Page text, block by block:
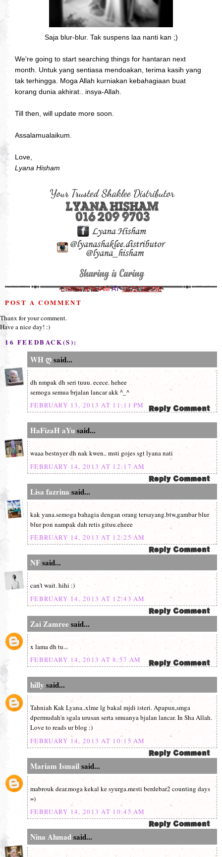
Saja blur-blur. Tak suspens laa nanti kan ;)
We're going to start searching things for hantaran next
month. Untuk yang sentiasa mendoakan, terima kasih yang
tak terhingga. Moga Allah kurniakan kebahagiaan buat
korang dunia akhirat.. insya-Allah.
Till then, will update more soon.
Assalamualaikum.
Love,
Lyana Hisham
LYANA HISHAMAT10:57:00 PM
POST A COMMENT
Thanx for your comment.
Have a nice day! :)
16 FEEDBACK(S):
WH ღsaid...
dh nmpak dh seri tuuu. ecece. hehee
semoga semua brjalan lancar akk ^_^
FEBRUARY 13, 2013 AT 11:11 PM
HaFizaH aYusaid...
waaa bestnyer dh nak kwen.. msti gojes sgt lyana nati
FEBRUARY 14, 2013 AT 12:17 AM
Lisa fazrina said...
kak yana.semoga bahagia dengan orang tersayang.btw,gambar blur
blur pon nampak dah retis gituu.eheee
FEBRUARY 14, 2013 AT 12:25 AM
NFsaid...
can't wait. hihi :)
FEBRUARY 14, 2013 AT 12:43 AM
Zai Zamree said...
x lama dh tu...
FEBRUARY 14, 2013 AT 8:57 AM
hilly said...
Tahniah Kak Lyana..xlme lg bakal mjdi isteri. Apapun,smga
dpermudah'n sgala urusan serta smuanya bjalan lancar. In Sha Allah.
Love to reads ur blog :)
FEBRUARY 14, 2013 AT 10:15 AM
Mariam Ismailsaid...
mabrouk dear.moga kekal ke syurga.mesti berdebar2 counting days
=)
FEBRUARY 14, 2013 AT 10:45 AM
Nina Ahmadsaid...